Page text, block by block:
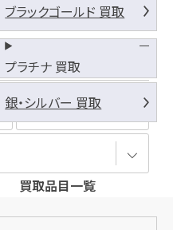
全期間
ブラックゴールド 買取
プラチナ 買取
銀・シルバー 買取
買取品目一覧